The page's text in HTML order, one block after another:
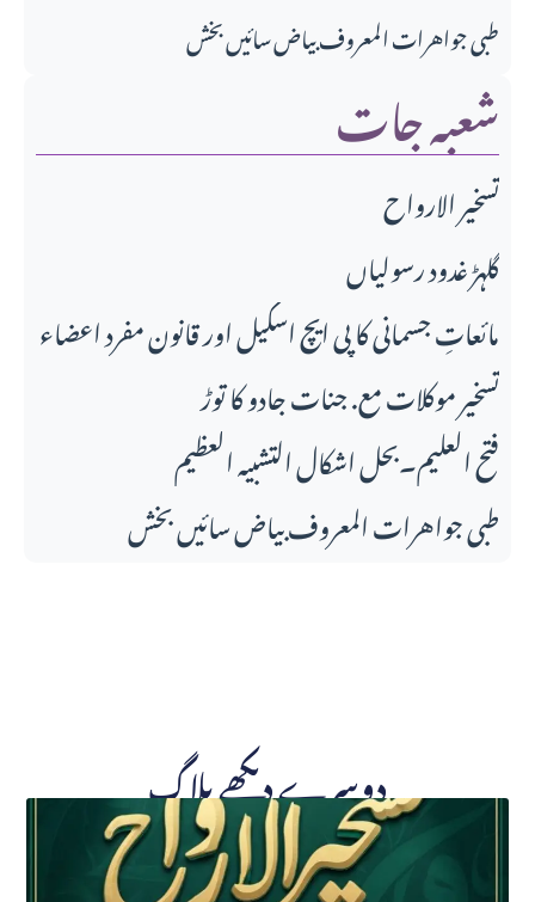
طبی جواهرات المعروف بیاض سائیں بخش
شعبہ جات
تسخير الارواح
گلہڑ غدود رسولیاں
مائعاتِ جسمانی کا پی ایچ اسکیل اور قانونِ مفرد اعضاء
تسخیر موکلات مع. جنات جادو کا توڑ
فتح العلیم۔بحل اشکال التشبیہ العظیم
طبی جواهرات المعروف بیاض سائیں بخش
دوسرے دیکھے بلاگ